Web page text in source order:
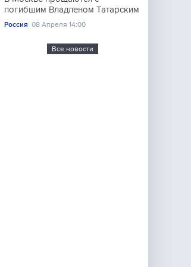
погибшим Владленом Татарским
Россия 08 Апреля 14:00
Все новости